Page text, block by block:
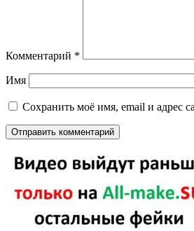
Комментарий *
Имя
Сохранить моё имя, email и адрес